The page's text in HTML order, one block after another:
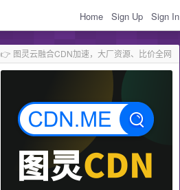
Home Sign Up Sign In
👉 图灵云融合CDN加速，大厂资源、比价全网